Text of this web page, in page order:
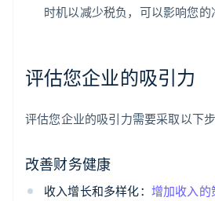
时机以减少税负，可以影响您的
评估您企业的吸引力
评估您企业的吸引力需要采取以下步
改善财务健康
收入增长和多样化： 增加收入的